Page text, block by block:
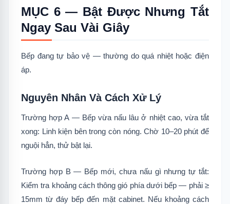
MỤC 6 — Bật Được Nhưng Tắt
Ngay Sau Vài Giây
Bếp đang tự bảo vệ — thường do quá nhiệt hoặc điện
áp.
Nguyên Nhân Và Cách Xử Lý
Trường hợp A — Bếp vừa nấu lâu ở nhiệt cao, vừa tắt
xong: Linh kiện bên trong còn nóng. Chờ 10–20 phút để
nguội hẳn, thử bật lại.
Trường hợp B — Bếp mới, chưa nấu gì nhưng tự tắt:
Kiểm tra khoảng cách thông gió phía dưới bếp — phải ≥
15mm từ đáy bếp đến mặt cabinet. Nếu khoảng cách